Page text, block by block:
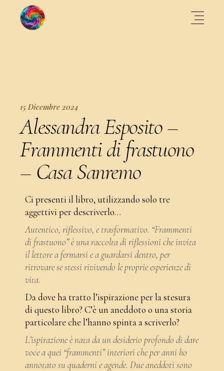
15 Dicembre 2024
Alessandra Esposito –
Frammenti di frastuono
– Casa Sanremo
Ci presenti il libro, utilizzando solo tre
aggettivi per descriverlo…
Autentico, riflessivo, e trasformativo. “Frammenti
di frastuono” è una raccolta di riflessioni che invita
il lettore a fermarsi e a guardarsi dentro, per
ritrovare se stessi rivivendo le proprie esperienze di
vita.
Da dove ha tratto l’ispirazione per la stesura
di questo libro? C’è un aneddoto o una storia
particolare che l’hanno spinta a scriverlo?
L’ispirazione è nata da un desiderio profondo di dare
voce a quei “frammenti” interiori che per anni ho
annotato su quaderni e agende. Due aneddoti sono